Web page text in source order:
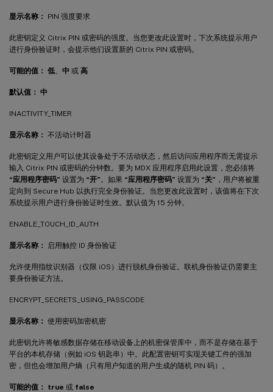
显示名称： PIN 强度要求
此密钥定义 Citrix PIN 或密码的强度。当您更改此设置时，下次系统提示用户
进行身份验证时，会提示他们设置新的 Citrix PIN 或密码。
可能的值： 低 中 或 高
默认值： 中
INACTIVITY_TIMER
显示名称： 不活动计时器
此密钥定义用户可以使其设备处于不活动状态，然后访问应用程序而无需提示
输入 Citrix PIN 或密码的分钟数。要为 MDX 应用程序启用此设置，您必须将
“应用程序密码” 设置为 “开” 。如果 “应用程序密码” 设置为 “关” ，用户将被重
定向到 Secure Hub 以执行完全身份验证。当您更改此设置时，该值将在下次
系统提示用户进行身份验证时生效。默认值为 15 分钟。
ENABLE_TOUCH_ID_AUTH
显示名称： 启用触控 ID 身份验证
允许使用指纹识别器（仅限 iOS）进行脱机身份验证。联机身份验证仍需要主
要身份验证方法。
ENCRYPT_SECRETS_USING_PASSCODE
显示名称： 使用密码加密机密
此密钥允许将敏感数据存储在移动设备上的机密保管库中，而不是存储在基于
平台的本机存储（例如 iOS 钥匙串）中。此配置密钥可实现关键工件的强加
密，但也会增加用户熵（只有用户知道的用户生成的随机 PIN 码）。
可能的值： true 或 false